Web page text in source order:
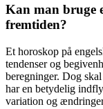
Kan man bruge
fremtiden?
Et horoskop på
tendenser og
beregninger. Dog
har en betydelig
variation og